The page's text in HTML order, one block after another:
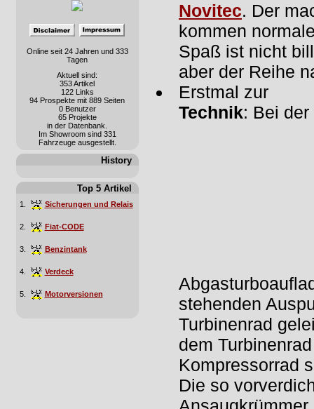
Online seit 24 Jahren und 333
Tagen
Aktuell sind:
353 Artikel
122 Links
94 Prospekte mit 889 Seiten
0 Benutzer
65 Projekte
in der Datenbank.
Im Showroom sind 331
Fahrzeuge ausgestellt.
History
Top 5 Artikel
1. Sicherungen und Relais
2. Fiat-CODE
3. Benzintank
4. Verdeck
5. Motorversionen
Novitec. Der
kommen
Spaß ist nicht
aber der Reihe
Erstmal zur
Technik: Bei der
stehenden
Turbinenrad
dem
Kompressorrad
Die so